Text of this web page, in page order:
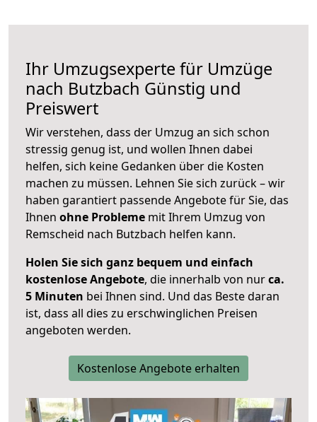
Ihr Umzugsexperte für Umzüge
nach Butzbach Günstig und
Preiswert
Wir verstehen, dass der Umzug an sich schon
stressig genug ist, und wollen Ihnen dabei
helfen, sich keine Gedanken über die Kosten
machen zu müssen. Lehnen Sie sich zurück – wir
haben garantiert passende Angebote für Sie, das
Ihnen ohne Probleme mit Ihrem Umzug von
Remscheid nach Butzbach helfen kann.
Holen Sie sich ganz bequem und einfach
kostenlose Angebote, die innerhalb von nurca.
5 Minuten bei Ihnen sind. Und das Beste daran
ist, dass all dies zu erschwinglichen Preisen
angeboten werden.
Kostenlose Angebote erhalten